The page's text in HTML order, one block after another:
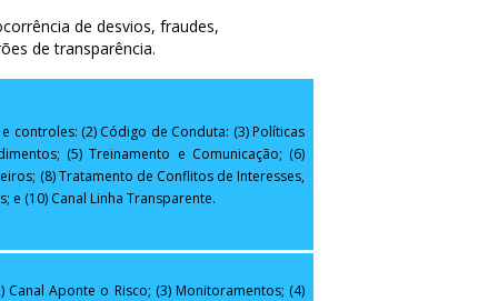
de desvios, fraudes,
de transparência.
controles: (2) Código de Conduta: (3) Políticas
(5) Treinamento e Comunicação; (6)
(8) Tratamento de Conflitos de Interesses,
e (10) Canal Linha Transparente.
Canal Aponte o Risco; (3) Monitoramentos; (4)